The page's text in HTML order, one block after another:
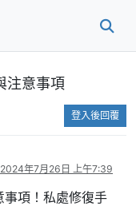
注意事項
登入後回覆
2024年7月26日 上午7:39
事項！私處修復手